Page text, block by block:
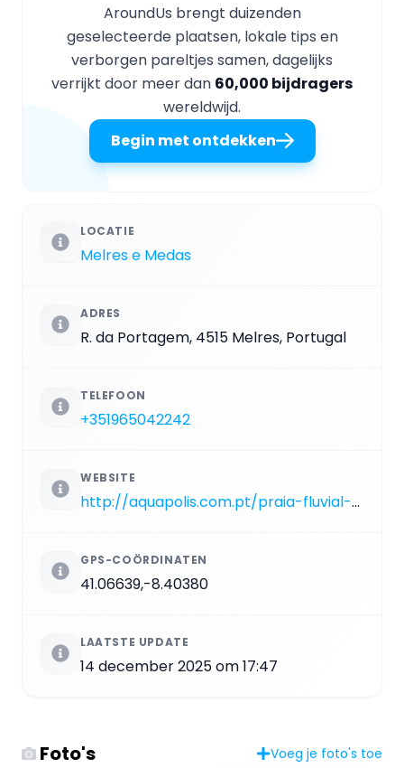
AroundUs brengt duizenden
geselecteerde plaatsen, lokale tips en
verborgen pareltjes samen, dagelijks
verrijkt door meer dan 60,000 bijdragers
wereldwijd.
Begin met ontdekken
LOCATIE
Melres e Medas
ADRES
R. da Portagem, 4515 Melres, Portugal
TELEFOON
+351965042242
WEBSITE
http://aquapolis.com.pt/praia-fluvial-de-melres-gondomar-praia-acessivel-na-margem-do-douro
GPS-COÖRDINATEN
41.06639,-8.40380
LAATSTE UPDATE
14 december 2025 om 17:47
Foto's Voeg je foto's toe